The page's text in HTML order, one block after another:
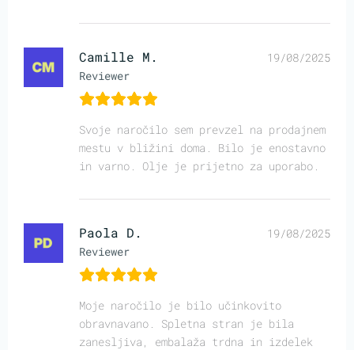
Camille M.
Reviewer
19/08/2025
Svoje naročilo sem prevzel na prodajnem
mestu v bližini doma. Bilo je enostavno
in varno. Olje je prijetno za uporabo.
Paola D.
Reviewer
19/08/2025
Moje naročilo je bilo učinkovito
obravnavano. Spletna stran je bila
zanesljiva, embalaža trdna in izdelek